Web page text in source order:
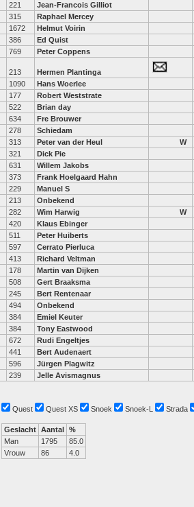
221 Jean-Francois Gilliot
315 Raphael Mercey
1672 Helmut Voirin
386 Ed Quist
769 Peter Coppens
213 Hermen Plantinga
1090 Hans Woerlee
177 Robert Weststrate
522 Brian day
634 Fre Brouwer
278 Schiedam
313 Peter van der Heul W
321 Dick Pie
631 Willem Jakobs
373 Frank Hoelgaard Hahn
229 Manuel S
213
Onbekend
282 Wim Harwig W
420 Klaus Ebinger
511 Peter Huiberts
597 Cerrato Pierluca
413 Richard Veltman
178 Martin van Dijken
508 Gert Braaksma
245 Bert Rentenaar
494
Onbekend
384 Emiel Keuter
384 Tony Eastwood
672 Rudi Engeltjes
441 Bert Audenaert
596 Jürgen Plagwitz
239 Jelle Avismagnus
Quest Quest XS Snoek Snoek-L Strada
Geslacht Aantal %
Man
1795
85.0
Vrouw
86 4.0